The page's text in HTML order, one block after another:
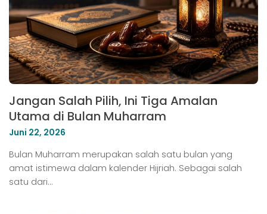
Jangan Salah Pilih, Ini Tiga Amalan
Utama di Bulan Muharram
Juni 22, 2026
Bulan Muharram merupakan salah satu bulan yang
amat istimewa dalam kalender Hijriah. Sebagai salah
satu dari…